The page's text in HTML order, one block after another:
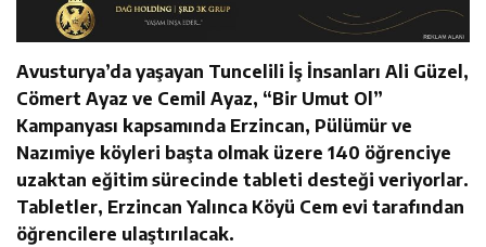
Avusturya’da yaşayan Tuncelili İş İnsanları Ali Güzel,
Cömert Ayaz ve Cemil Ayaz, “Bir Umut Ol”
Kampanyası kapsamında Erzincan, Pülümür ve
Nazımiye köyleri başta olmak üzere 140 öğrenciye
uzaktan eğitim sürecinde tableti desteği veriyorlar.
Tabletler, Erzincan Yalınca Köyü Cem evi tarafından
öğrencilere ulaştırılacak.